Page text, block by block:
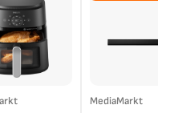
MediaMarkt